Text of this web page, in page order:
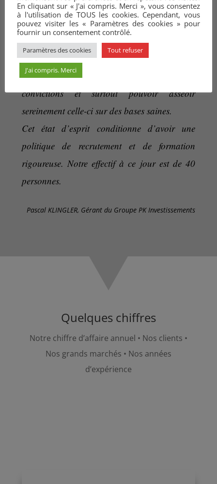
activité complémentaire de la réhabilitation
par l’intérieur des réseaux verticaux dans
l’immobilier.
Nous avons besoin sans cesse d’accroître nos
activités tout en restant fidèle à nos
convictions et surtout pouvoir asseoir
sereinement celle-ci sur des bases saines.
Cet état d’esprit conditionne d’avoir une
politique de recrutement et de formation
rigoureuse. Notre effectif à ce jour est de 40
personnes.
Pascal KLINGLER, Gérant du Groupe PK Investissements
Quelques chiffres
Notre chiffre d’affaire annuel • Nos clients •
Nos grands marchés • Nos années
d’expérience
En cliquant sur « J'ai compris. Merci », vous consentez
à l'utilisation de TOUS les cookies. Cependant, vous
pouvez visiter les « Paramètres des cookies » pour
fournir un consentement contrôlé.
Paramètres des cookies Tout refuser
J'ai compris. Merci